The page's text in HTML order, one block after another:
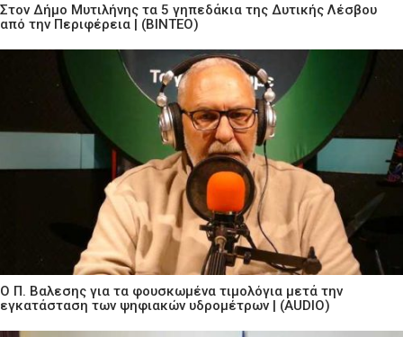
Στον Δήμο Μυτιλήνης τα 5 γηπεδάκια της Δυτικής Λέσβου
από την Περιφέρεια | (ΒΙΝΤΕΟ)
Ο Π. Βαλεσης για τα φουσκωμένα τιμολόγια μετά την
εγκατάσταση των ψηφιακών υδρομέτρων | (AUDIO)